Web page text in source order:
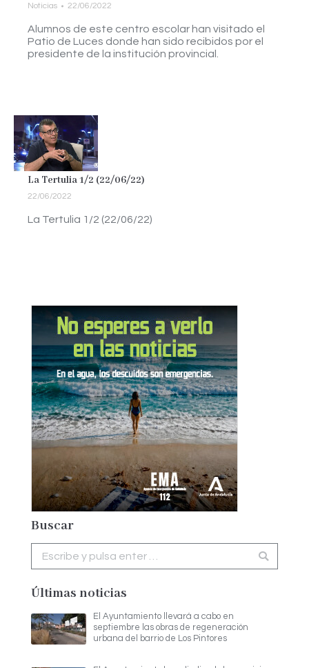
Noticias 22/06/2022
Alumnos de este centro escolar han visitado el
Patio de Luces donde han sido recibidos por el
presidente de la institución provincial.
La Tertulia 1/2 (22/06/22)
22/06/2022
La Tertulia 1/2 (22/06/22)
Buscar
Últimas noticias
El Ayuntamiento llevará a cabo en
septiembre las obras de regeneración
urbana del barrio de Los Pintores